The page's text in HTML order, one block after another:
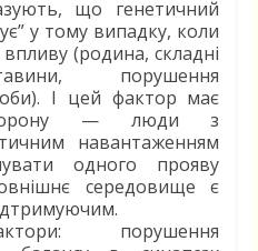
що генетичний
у тому випадку, коли
(родина, складні
порушення
І цей фактор має
— люди з
навантаженням
одного прояву
середовище є
порушення